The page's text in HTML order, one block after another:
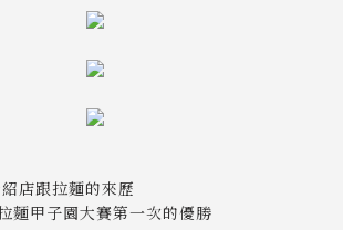
店跟拉麵的來歷
麵甲子園大賽第一次的優勝